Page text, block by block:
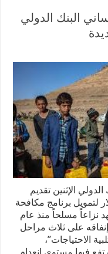
البنك الدولي
الإثنين تقديم
207 مليون دولار لتمويل برنامج مكافحة
نزاعاً مسلحاً منذ عام
إنفاقه على ثلاث مراحل
الاحتياجات”،